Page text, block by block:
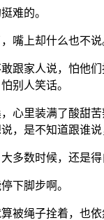
难的。
嘴上却什么也不说
跟家人说，怕他
别人笑话。
心里装满了酸甜
，是不知道跟谁说
多数时候，还是得
下脚步啊。
被绳子拴着，也依